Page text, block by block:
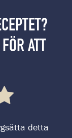
ATT
detta